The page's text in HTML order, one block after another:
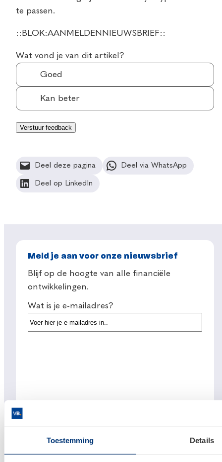
Toestemming Details
te passen.
::BLOK:AANMELDENNIEUWSBRIEF::
Wat vond je van dit artikel?
Goed
Kan beter
Deel deze pagina Deel via WhatsApp
Deel op LinkedIn
Meld je aan voor onze nieuwsbrief
Blijf op de hoogte van alle financiële
ontwikkelingen.
Wat is je e-mailadres?